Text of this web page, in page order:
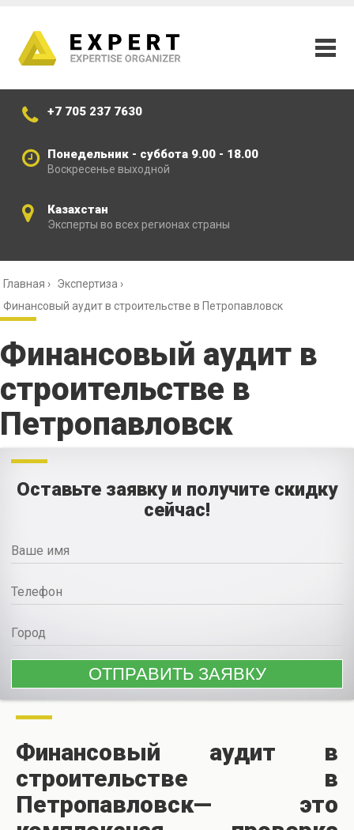
+7 705 237 7630
Понедельник - суббота 9.00 - 18.00
Воскресенье выходной
Казахстан
Эксперты во всех регионах страны
Главная › Экспертиза ›
Финансовый аудит в строительстве в Петропавловск
Финансовый аудит в
строительстве в
Петропавловск
Оставьте заявку и получите скидку
сейчас!
Финансовый аудит в
строительстве в
Петропавловск— это